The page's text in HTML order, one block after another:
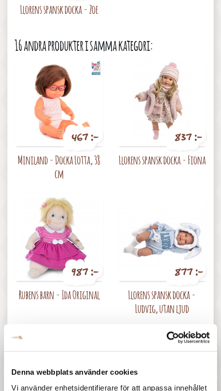
Denna webbplats använder cookies
Vi använder enhetsidentifierare för att anpassa innehållet
Llorens spansk docka - Zoe
16 andra produkter i samma kategori:
467 :-
Miniland - Docka Lotta, 38
cm
837 :-
Llorens spansk docka - Fiona
987 :-
Rubens barn - Ida Original
877 :-
Llorens spansk docka -
Ludvig, utan ljud